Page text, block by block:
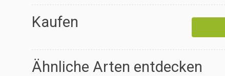
Kaufen
Ähnliche Arten entdecken